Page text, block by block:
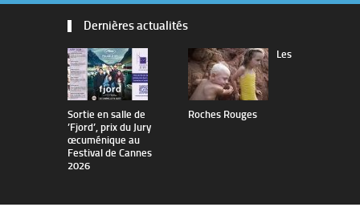
Dernières actualités
Sortie en salle de
’Fjord’, prix du Jury
œcuménique au
Festival de Cannes
2026
Les
Roches Rouges